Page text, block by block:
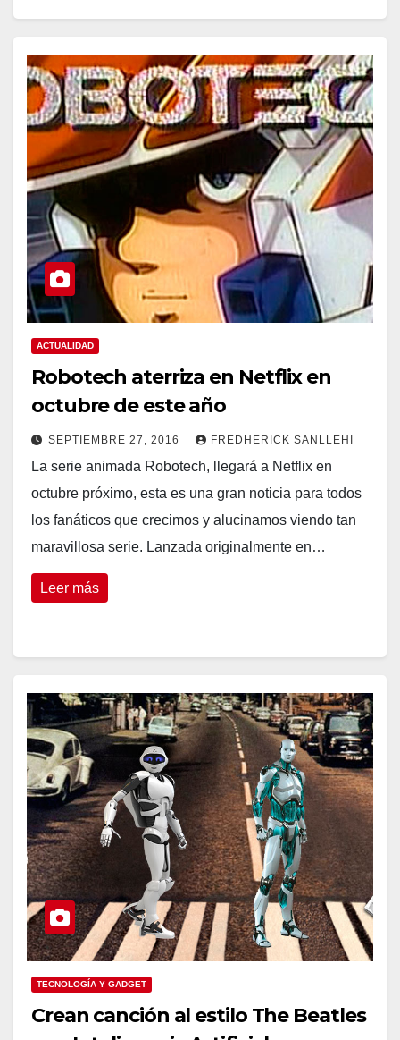
ACTUALIDAD
Robotech aterriza en Netflix en
octubre de este año
SEPTIEMBRE 27, 2016 FREDHERICK SANLLEHI
La serie animada Robotech, llegará a Netflix en
octubre próximo, esta es una gran noticia para todos
los fanáticos que crecimos y alucinamos viendo tan
maravillosa serie. Lanzada originalmente en…
Leer más
TECNOLOGÍA Y GADGET
Crean canción al estilo The Beatles